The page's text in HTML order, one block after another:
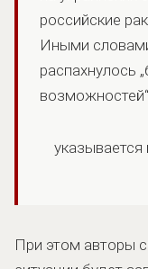
российские
Иными
распахнулось
указывается
При этом авторы